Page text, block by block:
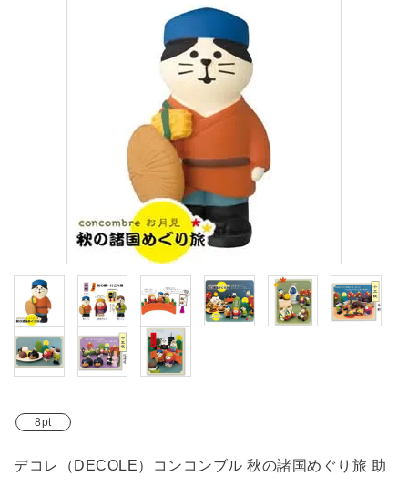
search
カテゴリーから探す
ガイドライン
8pt
デコレ（DECOLE）コンコンブル 秋の諸国めぐり旅 助